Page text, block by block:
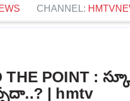
CHANNEL:
THE POINT :
| hmtv